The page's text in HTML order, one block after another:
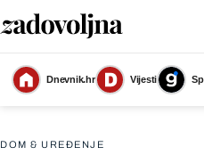
Dnevnik.hr Vijesti
Kuća s bazenom i
DOM & UREĐENJE